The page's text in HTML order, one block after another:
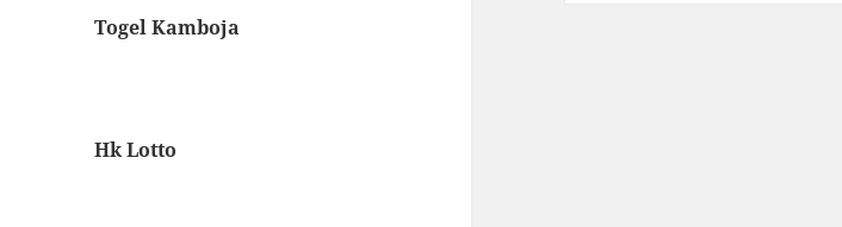
Togel Kamboja
Hk Lotto